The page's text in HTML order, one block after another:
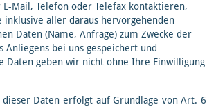
E-Mail, Telefon oder Telefax kontaktieren,
inklusive aller daraus hervorgehenden
Daten (Name, Anfrage) zum Zwecke der
Anliegens bei uns gespeichert und
Daten geben wir nicht ohne Ihre Einwilligung
dieser Daten erfolgt auf Grundlage von Art. 6